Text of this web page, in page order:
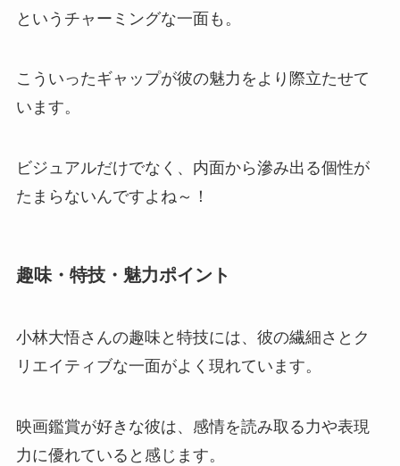
というチャーミングな一面も。
こういったギャップが彼の魅力をより際立たせて
います。
ビジュアルだけでなく、内面から滲み出る個性が
たまらないんですよね～！
趣味・特技・魅力ポイント
小林大悟さんの趣味と特技には、彼の繊細さとク
リエイティブな一面がよく現れています。
映画鑑賞が好きな彼は、感情を読み取る力や表現
力に優れていると感じます。